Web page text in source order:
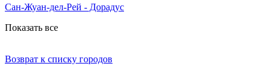
Сан-Жуан-дел-Рей - Дорадус
Показать все
Возврат к списку городов